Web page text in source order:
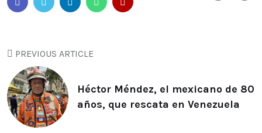
PREVIOUS ARTICLE
Héctor Méndez, el mexicano de 80
años, que rescata en Venezuela